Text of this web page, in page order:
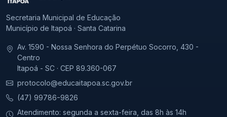
Secretaria Municipal de Educação
Município de Itapoá · Santa Catarina
Av. 1590 - Nossa Senhora do Perpétuo Socorro, 430 -
Centro
Itapoá - SC · CEP 89.360-067
protocolo@educaitapoa.sc.gov.br
(47) 99786-9826
Atendimento: segunda a sexta-feira, das 8h às 14h